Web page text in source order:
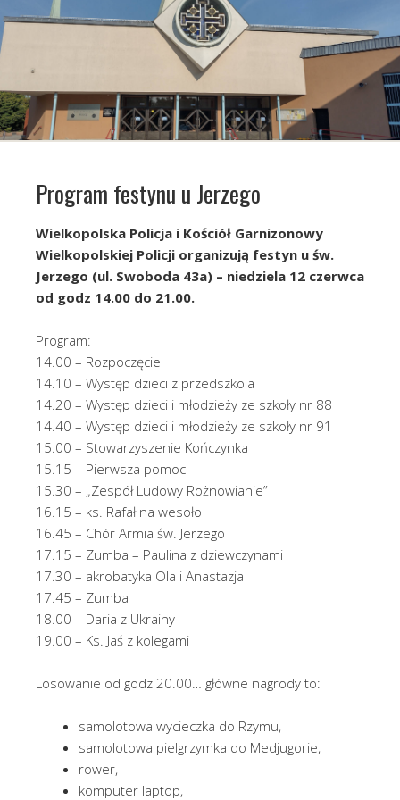
Program festynu u Jerzego
Wielkopolska Policja i Kościół Garnizonowy
Wielkopolskiej Policji organizują festyn u św.
Jerzego (ul. Swoboda 43a) – niedziela 12 czerwca
od godz 14.00 do 21.00.
Program:
14.00 – Rozpoczęcie
14.10 – Występ dzieci z przedszkola
14.20 – Występ dzieci i młodzieży ze szkoły nr 88
14.40 – Występ dzieci i młodzieży ze szkoły nr 91
15.00 – Stowarzyszenie Kończynka
15.15 – Pierwsza pomoc
15.30 – „Zespół Ludowy Rożnowianie”
16.15 – ks. Rafał na wesoło
16.45 – Chór Armia św. Jerzego
17.15 – Zumba – Paulina z dziewczynami
17.30 – akrobatyka Ola i Anastazja
17.45 – Zumba
18.00 – Daria z Ukrainy
19.00 – Ks. Jaś z kolegami
Losowanie od godz 20.00… główne nagrody to:
samolotowa wycieczka do Rzymu,
samolotowa pielgrzymka do Medjugorie,
rower,
komputer laptop,